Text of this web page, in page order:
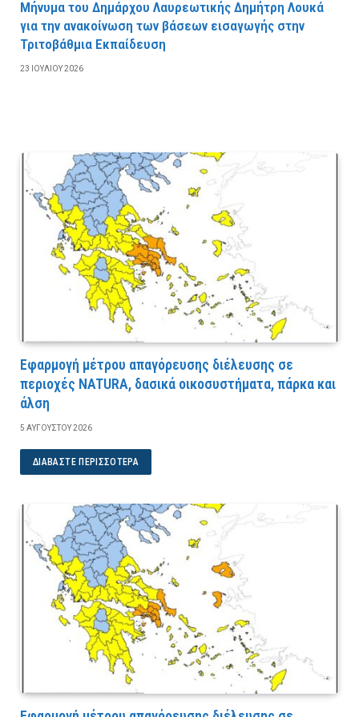
Μήνυμα του Δημάρχου Λαυρεωτικής Δημήτρη Λουκά
για την ανακοίνωση των βάσεων εισαγωγής στην
Τριτοβάθμια Εκπαίδευση
23 ΙΟΥΛΊΟΥ 2026
Εφαρμογή μέτρου απαγόρευσης διέλευσης σε
περιοχές NATURA, δασικά οικοσυστήματα, πάρκα και
άλση
5 ΑΥΓΟΎΣΤΟΥ 2026
ΔΙΑΒΆΣΤΕ ΠΕΡΙΣΣΌΤΕΡΑ